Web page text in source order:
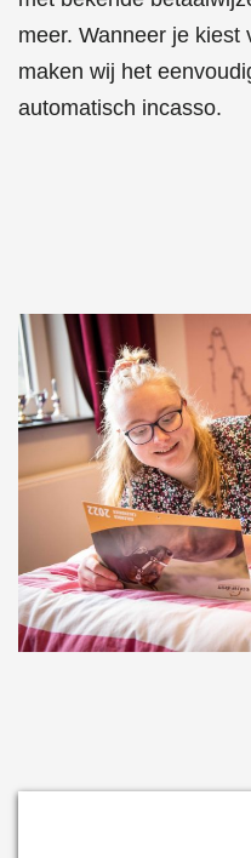
meer. Wanneer je kiest
maken wij het
automatisch incasso.